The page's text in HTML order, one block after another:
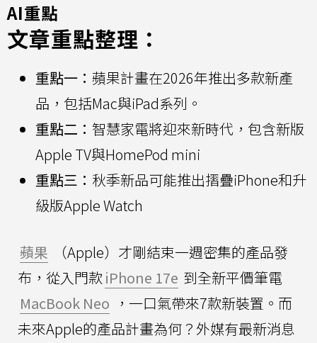
AI重點
文章重點整理：
重點一： 蘋果計畫在2026年推出多款新產
品，包括Mac與iPad系列。
重點二： 智慧家電將迎來新時代，包含新版
Apple TV與HomePod mini
重點三： 秋季新品可能推出摺疊iPhone和升
級版Apple Watch
蘋果
（Apple）才剛結束一週密集的產品發
布，從入門款iPhone 17e 到全新平價筆電
MacBook Neo ，一口氣帶來7款新裝置。而
未來Apple的產品計畫為何？外媒有最新消息